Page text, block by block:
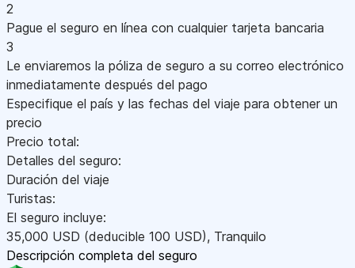
2
Pague el seguro en línea con cualquier tarjeta bancaria
3
Le enviaremos la póliza de seguro a su correo electrónico
inmediatamente después del pago
Especifique el país y las fechas del viaje para obtener un
precio
Precio total:
Detalles del seguro:
Duración del viaje
Turistas:
El seguro incluye:
35,000 USD (deducible 100 USD), Tranquilo
Descripción completa del seguro